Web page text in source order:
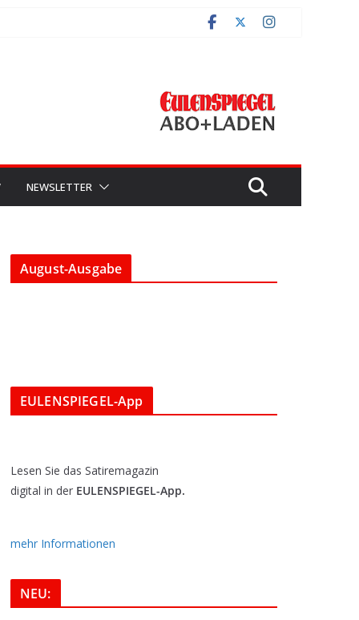
NEWSLETTER
August-Ausgabe
EULENSPIEGEL-App
Lesen Sie das Satiremagazin
digital in der EULENSPIEGEL-App.
mehr Informationen
NEU: